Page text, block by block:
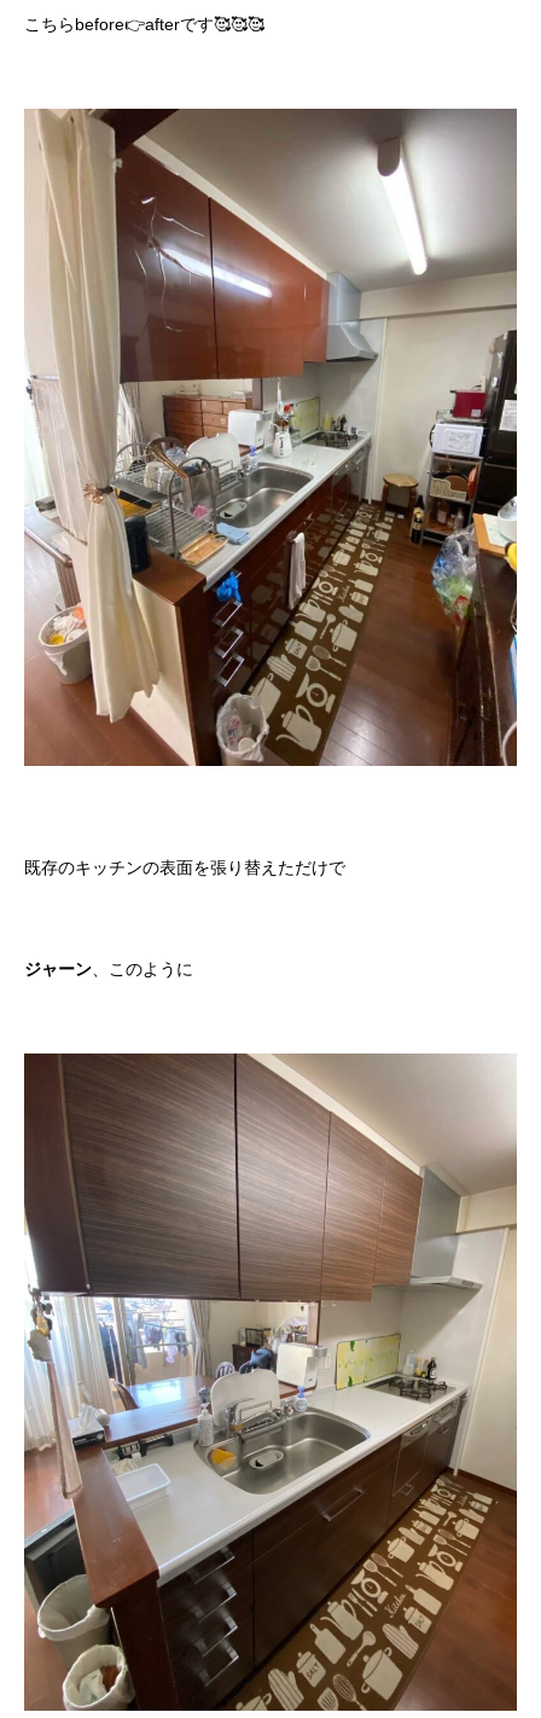
こちらbefore👉afterです🥰🥰🥰
既存のキッチンの表面を張り替えただけで
ジャーン 、このように